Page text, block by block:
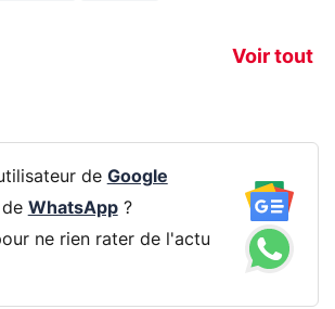
Voir tout
L'AOC
!
prochaine
de Google
WhatsApp?
ne rien rater de l'actu